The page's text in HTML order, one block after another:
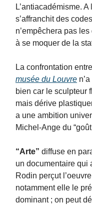
L’antiacadémisme.
s’affranchit des
n’empêchera pas
à se moquer de la
La confrontation entre
musée du Louvre
bien car le sculpteur
mais dérive
a une ambition
Michel-Ange du
“Arte” diffuse en
un documentaire qui
Rodin perçut
notamment elle le
dominant ; on peut